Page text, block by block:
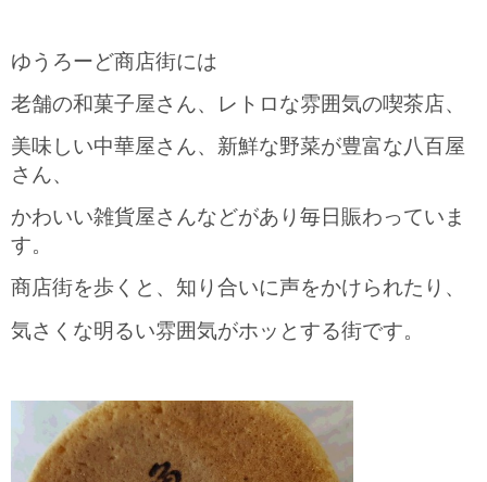
ゆうろーど商店街には
老舗の和菓子屋さん、レトロな雰囲気の喫茶店、
美味しい中華屋さん、 新鮮な野菜が豊富な八百屋
さん、
かわいい雑貨屋さんなどがあり毎日賑わっていま
す。
商店街を歩くと、知り合いに声をかけられたり、
気さくな明るい雰囲気がホッとする街です。